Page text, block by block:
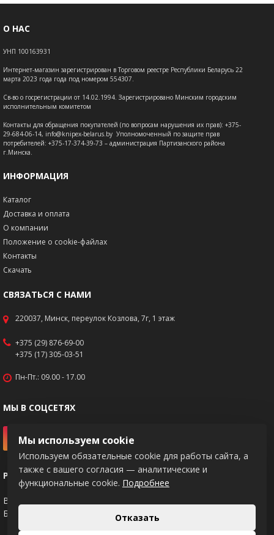
О НАС
УНП 100163931
Интернет-магазин зарегистрирован в Торговом реестре Республики Беларусь 22
марта 2023 года года под номером 554307.
Св-во о госрегистрации от 14.02.1994. Зарегистрировано Минским городским
исполнительным комитетом
Контакты для обращения покупателей (по вопросам нарушения их прав): +375-
29-684-06-14, info@knipex-belarus.by Уполномоченный по защите прав
потребителей: +375-17-374-39-73 – администрация Партизанского района
г.Минска.
ИНФОРМАЦИЯ
Каталог
Доставка и оплата
О компании
Положение о cookie-файлах
Контакты
Скачать
СВЯЗАТЬСЯ С НАМИ
220037, Минск, переулок Козлова, 7г, 1 этаж
+375 (29) 876-69-00
+375 (17) 305-03-51
Пн-Пт.: 09.00 - 17.00
МЫ В СОЦСЕТЯХ
РЕКВИЗИТЫ
BY83PJCB30120217671020000933
Банк: ОАО "Приорбанк", код PJCBBY2X
Мы используем cookie
Используем обязательные cookie для работы сайта, а
также с вашего согласия — аналитические и
функциональные cookie. Подробнее
Отказать